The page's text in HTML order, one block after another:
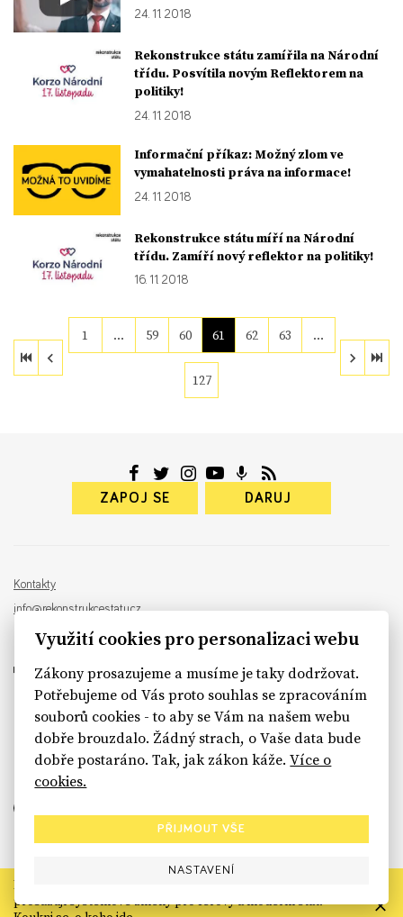
24. 11. 2018
Rekonstrukce státu zamířila na Národní
třídu. Posvítila novým Reflektorem na
politiky!
24. 11. 2018
Informační příkaz: Možný zlom ve
vymahatelnosti práva na informace!
24. 11. 2018
Rekonstrukce státu míří na Národní
třídu. Zamíří nový reflektor na politiky!
16. 11. 2018
1 … 59 60 61 62 63 …
127
ZAPOJ SE DARUJ
Kontakty
info@rekonstrukcestatu.cz
Návrh a vývoj: Sinfin , ilustrace:
sinfin.digital
Rekonstrukce státu končí. Její členské organizace však dál
prosazují systémové změny pro férový a moderní stát.
Využití cookies pro personalizaci webu
Zákony prosazujeme a musíme je taky dodržovat.
Potřebujeme od Vás proto souhlas se zpracováním
souborů cookies - to aby se Vám na našem webu
dobře brouzdalo. Žádný strach, o Vaše data bude
dobře postaráno. Tak, jak zákon káže.Více o
cookies.
PŘIJMOUT VŠE
NASTAVENÍ